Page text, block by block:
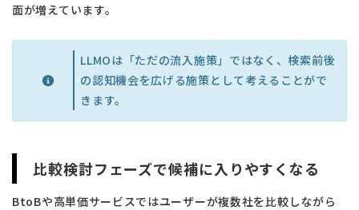
面が増えています。
LLMOは「ただの流入施策」ではなく、検索前後
の認知機会を広げる施策として考えることがで
きます。
比較検討フェーズで候補に入りやすくなる
BtoBや高単価サービスではユーザーが複数社を比較しながら